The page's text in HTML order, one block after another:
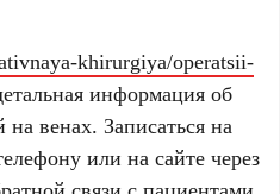
khirurgiya/operatsii-
информация об
венах. Записаться на
или на сайте через